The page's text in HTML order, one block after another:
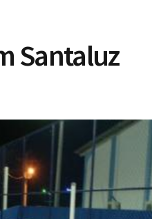
Santaluz